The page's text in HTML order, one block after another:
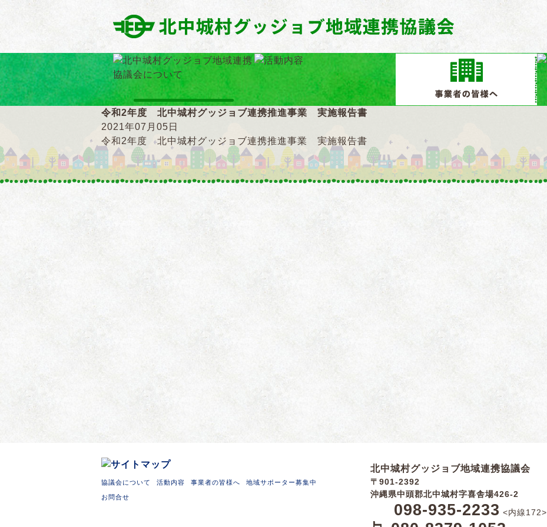
令和2年度 北中城村グッジョブ連携推進事業 実施報告書
2021年07月05日
令和2年度 北中城村グッジョブ連携推進事業 実施報告書
協議会について 活動内容 事業者の皆様へ 地域サポーター募集中
お問合せ
北中城村グッジョブ地域連携協議会
〒901-2392
沖縄県中頭郡北中城村字喜舎場426-2
098-935-2233 <内線172>